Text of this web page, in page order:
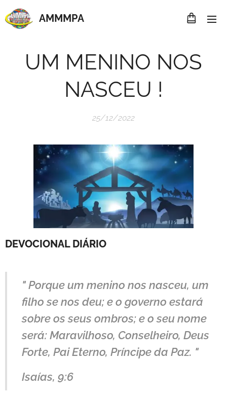
AMMMPA
UM MENINO NOS
NASCEU !
25/12/2022
DEVOCIONAL DIÁRIO
" Porque um menino nos nasceu, um
filho se nos deu; e o governo estará
sobre os seus ombros; e o seu nome
será: Maravilhoso, Conselheiro, Deus
Forte, Pai Eterno, Príncipe da Paz. "
Isaías, 9:6